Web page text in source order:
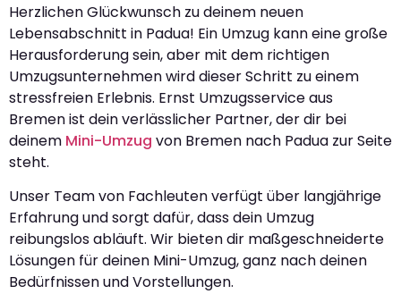
Herzlichen Glückwunsch zu deinem neuen
Lebensabschnitt in Padua! Ein Umzug kann eine große
Herausforderung sein, aber mit dem richtigen
Umzugsunternehmen wird dieser Schritt zu einem
stressfreien Erlebnis. Ernst Umzugsservice aus
Bremen ist dein verlässlicher Partner, der dir bei
deinem Mini-Umzug von Bremen nach Padua zur Seite
steht.
Unser Team von Fachleuten verfügt über langjährige
Erfahrung und sorgt dafür, dass dein Umzug
reibungslos abläuft. Wir bieten dir maßgeschneiderte
Lösungen für deinen Mini-Umzug, ganz nach deinen
Bedürfnissen und Vorstellungen.